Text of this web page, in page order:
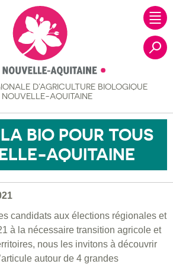
D’AGRICULTURE BIOLOGIQUE
NOUVELLE-AQUITAINE
BIO POUR TOUS
AQUITAINE
candidats aux élections régionales et
à la nécessaire transition agricole et
nous les invitons à découvrir
autour de 4 grandes